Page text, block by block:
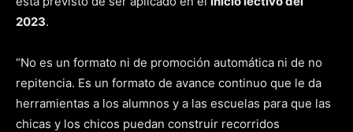
2023.
“No es un formato ni de promoción automática ni de no
repitencia. Es un formato de avance continuo que le da
herramientas a los alumnos y a las escuelas para que las
chicas y los chicos puedan construir recorridos